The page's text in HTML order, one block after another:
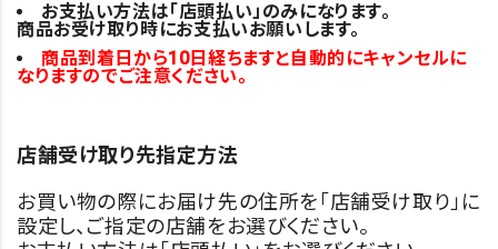
お支払い方法は「店頭払い」のみになります。
商品お受け取り時にお支払いお願いします。
商品到着日から10日経ちますと自動的にキャンセルに
なりますのでご注意ください。
店舗受け取り先指定方法
お買い物の際にお届け先の住所を「店舗受け取り」に
設定し、ご指定の店舗をお選びください。